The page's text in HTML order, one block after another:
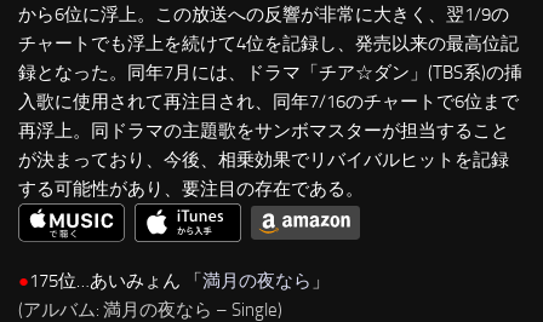
から6位に浮上。この放送への反響が非常に大きく、翌1/9の
チャートでも浮上を続けて4位を記録し、発売以来の最高位記
録となった。同年7月には、ドラマ「チア☆ダン」(TBS系)の挿
入歌に使用されて再注目され、同年7/16のチャートで6位まで
再浮上。同ドラマの主題歌をサンボマスターが担当すること
が決まっており、今後、相乗効果でリバイバルヒットを記録
する可能性があり、要注目の存在である。
●175位…あいみょん 「満月の夜なら 」
(アルバム: 満月の夜なら – Single)